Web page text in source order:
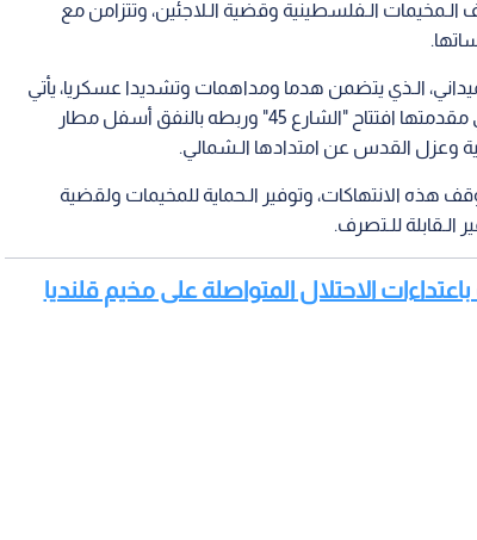
الـفلسطينية وقضية الـلاجئين، وتتزامن مع
الـذي يتضمن هدما ومداهمات وتشديدا عسكريا، يأتي
لتمهيد الـطريق أمام مشاريع استيطانية خطيرة؛ وفي مقدمتها افتتاح "الشارع 45" وربطه بالنفق أسفل مطار
وعزل القدس عن امتدادها الـشمالي.
هذه الانتهاكات، وتوفير الـحماية للمخيمات ولقضية
الـقابلة للـتصرف.